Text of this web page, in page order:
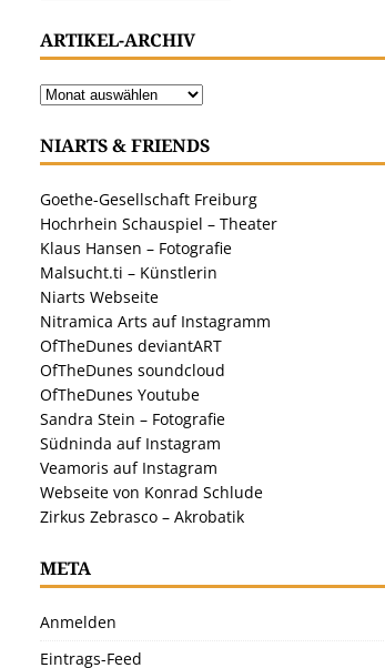
ARTIKEL-ARCHIV
NIARTS & FRIENDS
Goethe-Gesellschaft Freiburg
Hochrhein Schauspiel – Theater
Klaus Hansen – Fotografie
Malsucht.ti – Künstlerin
Niarts Webseite
Nitramica Arts auf Instagramm
OfTheDunes deviantART
OfTheDunes soundcloud
OfTheDunes Youtube
Sandra Stein – Fotografie
Südninda auf Instagram
Veamoris auf Instagram
Webseite von Konrad Schlude
Zirkus Zebrasco – Akrobatik
META
Anmelden
Eintrags-Feed